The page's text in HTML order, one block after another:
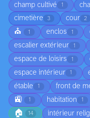
champ cultivé 1
cimetière 3 cour 2
⛪ 1 enclos 1
escalier extérieur 1
espace de loisirs 1
espace intérieur 1
étable 1 front de
🚉 1 habitation 1
🏠 14 intérieur